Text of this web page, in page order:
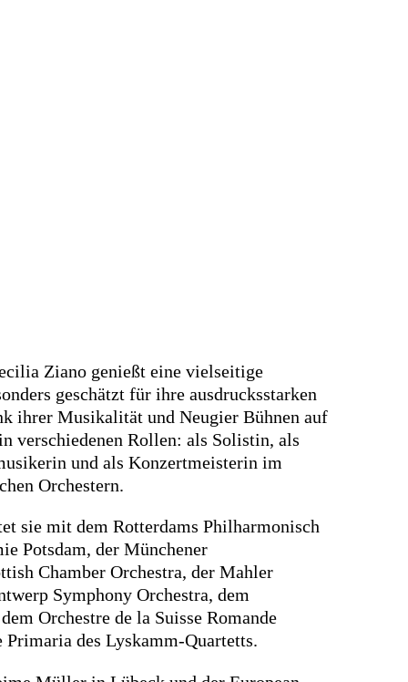
Ziano genießt eine vielseitige
geschätzt für ihre ausdrucksstarken
ihrer Musikalität und Neugier Bühnen auf
verschiedenen Rollen: als Solistin, als
und als Konzertmeisterin im
Orchestern.
sie mit dem Rotterdams Philharmonisch
Potsdam, der Münchener
Chamber Orchestra, der Mahler
Symphony Orchestra, dem
Orchestre de la Suisse Romande
Primaria des Lyskamm-Quartetts.